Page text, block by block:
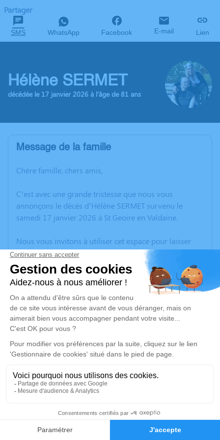
Faire-part Hommages
Partager
SMS WhatsApp Facebook E-mail Lien
Hélène SERMET
décédée le 17 janvier 2026 à l'âge de 81 ans
Message de la famille
Chère famille, chers amis,
C’est avec une grande tristesse que nous vous
annonçons le décès d’Hélène SERMET survenu le
samedi 17 janvier 2026 à St Geoire en Valdaine.
Nous vous invitons à utiliser cet espace pour laisser
vos condoléances, partager des photos souvenirs, une
anecdote ou exprimer vos pensées à travers des
poèmes ou des textes. Cet endroit est un lieu
d'expression dédié à honorer la mémoire d’Hélène
SERMET.
Un service de plantation d’arbre hommage est
disponible ici.
Je rends hommage
Cérémonie civile
Cimetière de Diémoz
Rue de l'Égalité